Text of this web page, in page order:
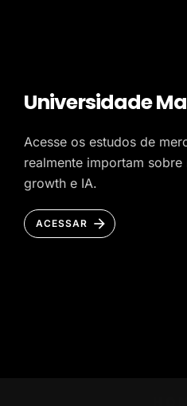
Universidade
Acesse os estudos de
realmente importam
growth e IA.
ACESSAR